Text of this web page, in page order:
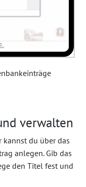
verwalten
kannst du über das
anlegen. Gib das
den Titel fest und